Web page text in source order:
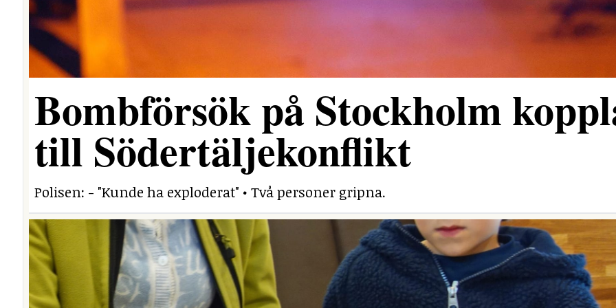
Bombförsök på Stockholm
till Södertäljekonflikt
Polisen: - "Kunde ha exploderat" • Två personer gripna.